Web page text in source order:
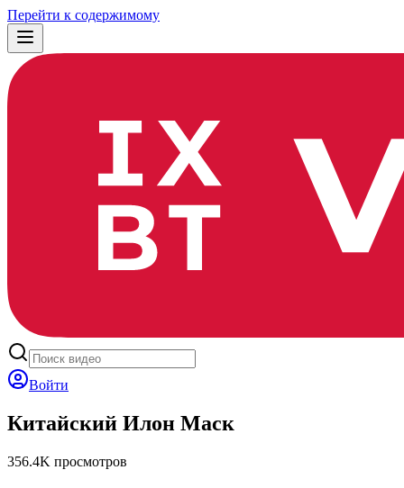
Перейти к содержимому
Войти
Китайский Илон Маск
356.4K просмотров